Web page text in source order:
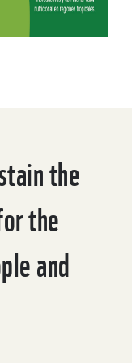
the
the
and